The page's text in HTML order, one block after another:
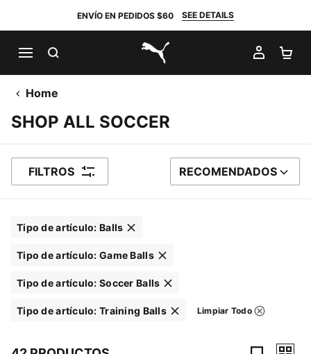
ENVÍO EN PEDIDOS $60 SEE DETAILS
PUMA.com
MI
Home
SHOP ALL SOCCER
FILTROS ORDENAR POR
RECOMENDADOS
Haga clic para eliminar
Tipo de artículo:Balls
Haga clic para eliminar
Tipo de artículo:Game Balls
Haga clic para eliminar
Tipo de artículo:Soccer Balls
Haga clic para eliminar
Tipo de artículo:Training Balls Limpiar Todo
Filtros